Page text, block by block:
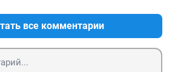
все комментарии